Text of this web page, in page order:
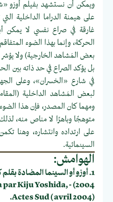
على هيمنة الدراما الداخلية
غارقة في صراع نفسي لا يمكن
الحركة، وإنما بهذا الضوء
بعض المَشاهد الخارجية) ولا
بل يؤكد الصراع في حد ذاته بين
في شارع «الخسران»، وعلى
لبعض المَشاهد الداخلية
ومهما كان المصدر، فإن هذا الضوء
متوهجًا وباهرًا لا مناص منه،
على ارتداده وانتشاره، وهنا
السينمائية.
الهوامش:
1. أوزو أو السينما المضادة
par Kiju Yoshida,
Actes Sud ( avril 2004).